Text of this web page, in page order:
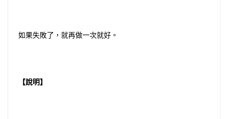
如果失敗了，就再做一次就好。
【說明】